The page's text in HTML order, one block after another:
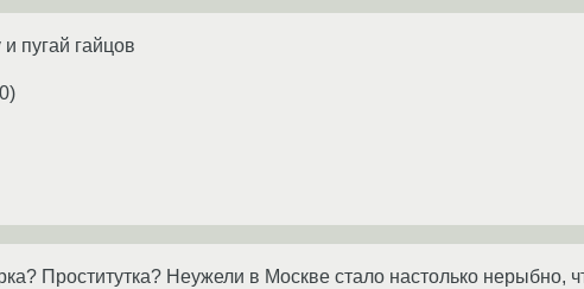
пугай гайцов
)
Проститутка? Неужели в Москве стало настолько нерыбно,